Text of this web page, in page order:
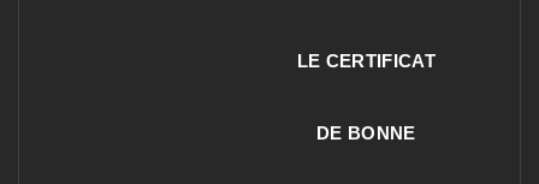
LE CERTIFICAT
DE BONNE